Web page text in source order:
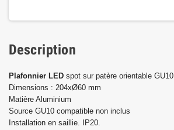
Description
Plafonnier LED spot sur patère orientable GU10
Dimensions : 204xØ60 mm
Matière Aluminium
Source GU10 compatible non inclus
Installation en saillie. IP20.